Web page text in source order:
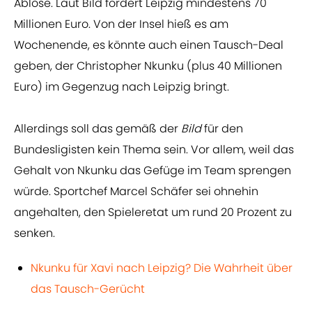
Millionen Euro. Von der Insel hieß es am
Wochenende, es könnte auch einen Tausch-Deal
geben, der Christopher Nkunku (plus 40 Millionen
Euro) im Gegenzug nach Leipzig bringt.
Allerdings soll das gemäß der Bildfür den
Bundesligisten kein Thema sein. Vor allem, weil das
Gehalt von Nkunku das Gefüge im Team sprengen
würde. Sportchef Marcel Schäfer sei ohnehin
angehalten, den Spieleretat um rund 20 Prozent zu
senken.
Nkunku für Xavi nach Leipzig? Die Wahrheit über
das Tausch-Gerücht